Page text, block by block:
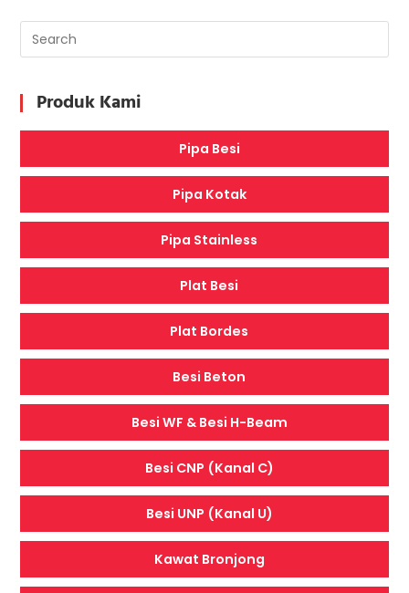
AIR
Produk Kami
Pipa Besi
Pipa Kotak
Pipa Stainless
Plat Besi
Plat Bordes
Besi Beton
Besi WF & Besi H-Beam
Besi CNP (Kanal C)
Besi UNP (Kanal U)
Kawat Bronjong